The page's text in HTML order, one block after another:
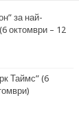
за най-
октомври – 12
Таймс” (6